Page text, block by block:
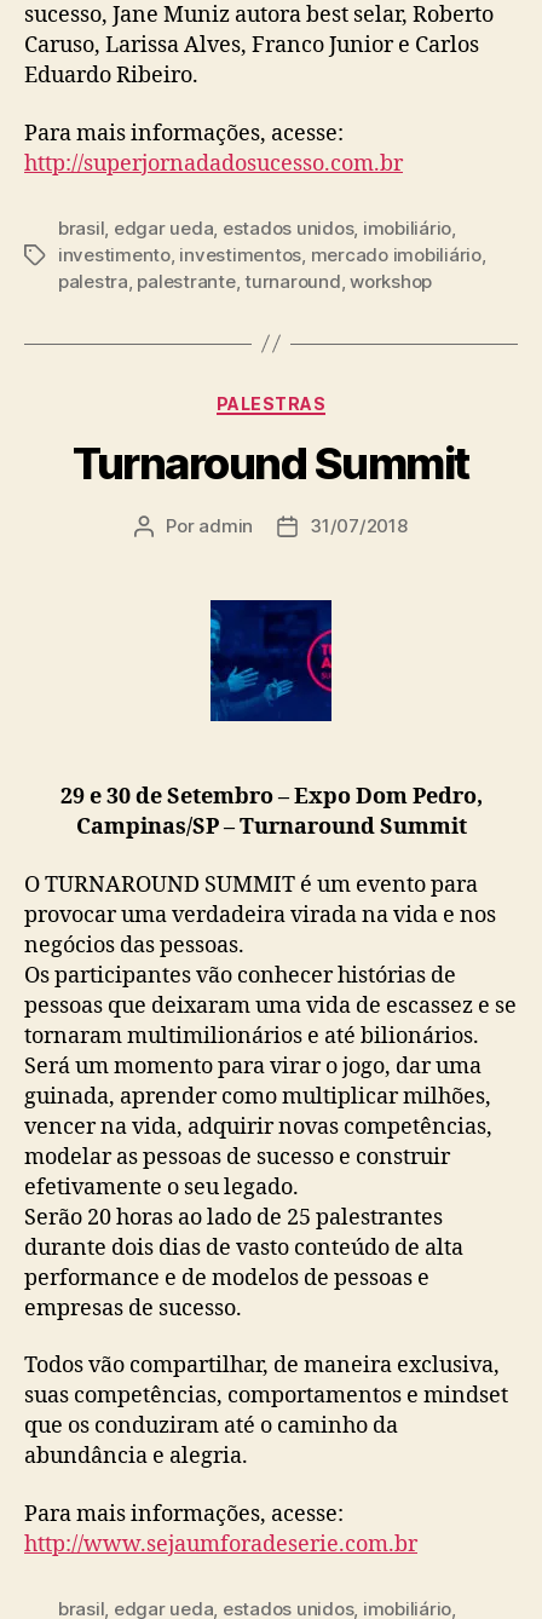
sucesso, Jane Muniz autora best selar, Roberto
Caruso, Larissa Alves, Franco Junior e Carlos
Eduardo Ribeiro.
Para mais informações, acesse:
http://superjornadadosucesso.com.br
brasil edgar ueda estados unidos, imobiliário
investimento, investimentos mercado imobiliário,
palestra palestrante,turnaround ,workshop
PALESTRAS
Turnaround Summit
Por admin 31/07/2018
29 e 30 de Setembro – Expo Dom Pedro,
Campinas/SP – Turnaround Summit
O TURNAROUND SUMMIT é um evento para
provocar uma verdadeira virada na vida e nos
negócios das pessoas.
Os participantes vão conhecer histórias de
pessoas que deixaram uma vida de escassez e se
tornaram multimilionários e até bilionários.
Será um momento para virar o jogo, dar uma
guinada, aprender como multiplicar milhões,
vencer na vida, adquirir novas competências,
modelar as pessoas de sucesso e construir
efetivamente o seu legado.
Serão 20 horas ao lado de 25 palestrantes
durante dois dias de vasto conteúdo de alta
performance e de modelos de pessoas e
empresas de sucesso.
Todos vão compartilhar, de maneira exclusiva,
suas competências, comportamentos e mindset
que os conduziram até o caminho da
abundância e alegria.
Para mais informações, acesse:
http://www.sejaumforadeserie.com.br
brasil edgar ueda estados unidos, imobiliário